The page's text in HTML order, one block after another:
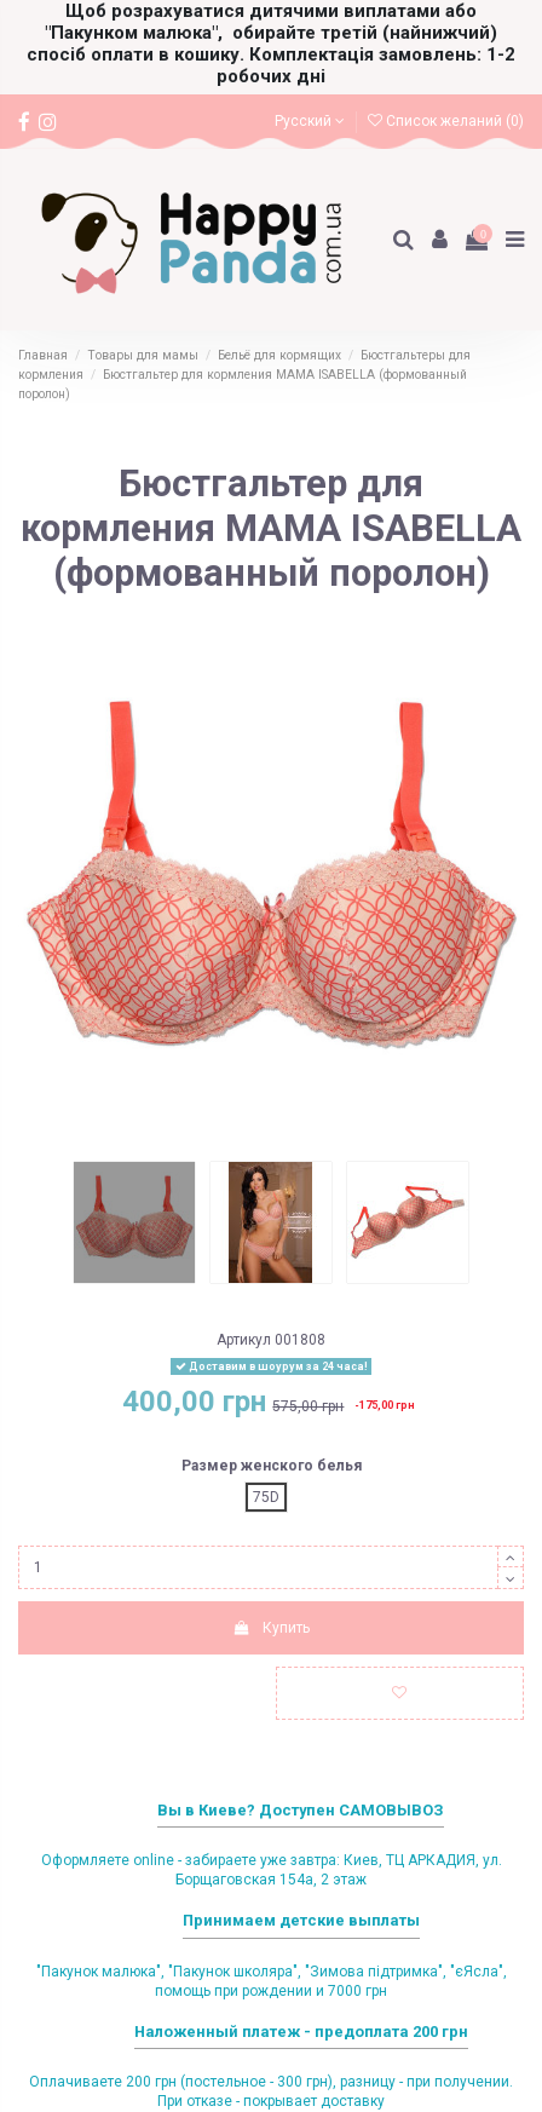
Щоб розрахуватися дитячими виплатами або
"Пакунком малюка", обирайте третій (найнижчий)
спосіб оплати в кошику. Комплектація замовлень: 1-2
робочих дні
Русский Список желаний (0)
0
Главная Товары для мамы Бельё для кормящих
Бюстгальтеры для
кормления
Бюстгальтер для кормления MAMA ISABELLA (формованный
поролон)
Бюстгальтер для
кормления MAMA ISABELLA
(формованный поролон)
Артикул 001808
Доставим в шоурум за 24 часа!
400,00 грн 575,00 грн -175,00 грн
Размер женского белья
75D
Купить
Вы в Киеве? Доступен САМОВЫВОЗ
Оформляете online - забираете уже завтра: Киев, ТЦ АРКАДИЯ, ул.
Борщаговская 154а, 2 этаж
Принимаем детские выплаты
"Пакунок малюка", "Пакунок школяра", "Зимова підтримка", "єЯсла",
помощь при рождении и 7000 грн
Наложенный платеж - предоплата 200 грн
Оплачиваете 200 грн (постельное - 300 грн), разницу - при получении.
При отказе - покрывает доставку